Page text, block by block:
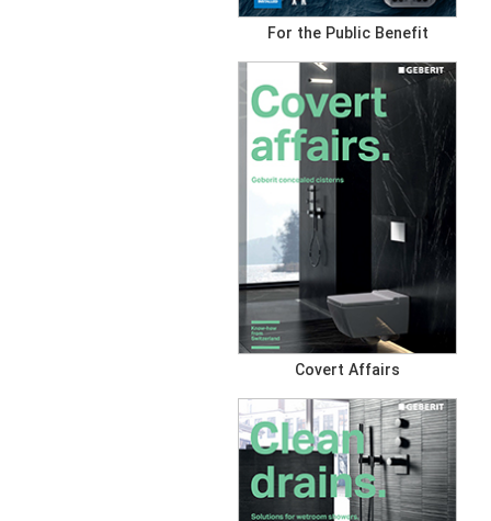
For the Public Benefit
Covert Affairs